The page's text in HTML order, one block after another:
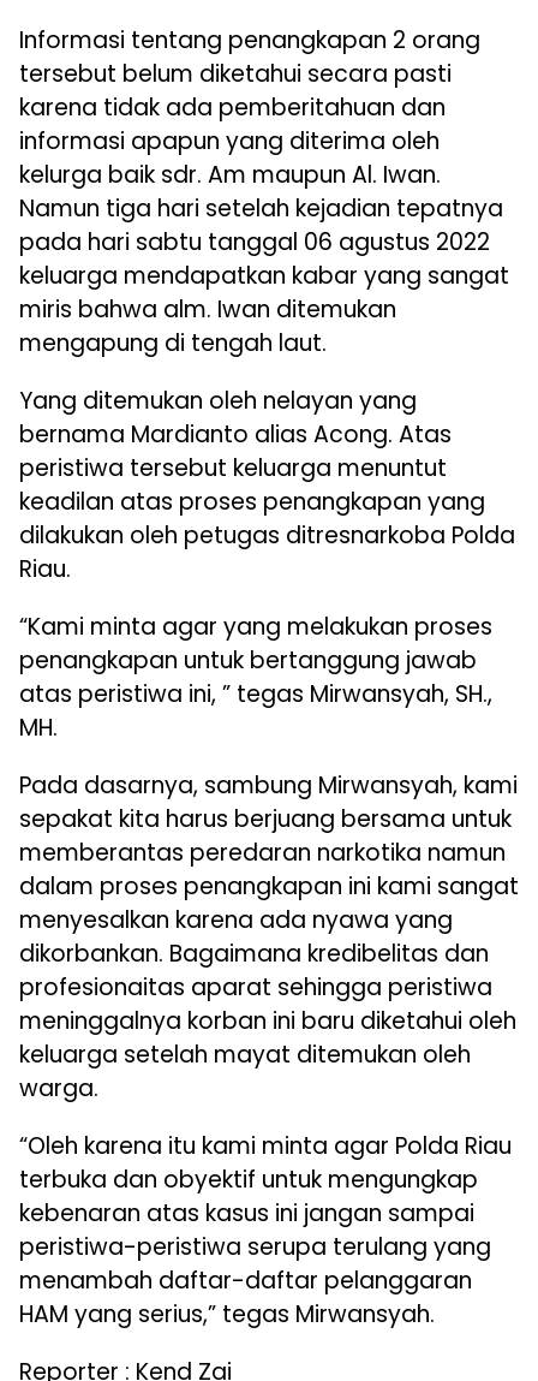
Informasi tentang penangkapan 2 orang
tersebut belum diketahui secara pasti
karena tidak ada pemberitahuan dan
informasi apapun yang diterima oleh
kelurga baik sdr. Am maupun Al. Iwan.
Namun tiga hari setelah kejadian tepatnya
pada hari sabtu tanggal 06 agustus 2022
keluarga mendapatkan kabar yang sangat
miris bahwa alm. Iwan ditemukan
mengapung di tengah laut.
Yang ditemukan oleh nelayan yang
bernama Mardianto alias Acong. Atas
peristiwa tersebut keluarga menuntut
keadilan atas proses penangkapan yang
dilakukan oleh petugas ditresnarkoba Polda
Riau.
“Kami minta agar yang melakukan proses
penangkapan untuk bertanggung jawab
atas peristiwa ini, ” tegas Mirwansyah, SH.,
MH.
Pada dasarnya, sambung Mirwansyah, kami
sepakat kita harus berjuang bersama untuk
memberantas peredaran narkotika namun
dalam proses penangkapan ini kami sangat
menyesalkan karena ada nyawa yang
dikorbankan. Bagaimana kredibelitas dan
profesionaitas aparat sehingga peristiwa
meninggalnya korban ini baru diketahui oleh
keluarga setelah mayat ditemukan oleh
warga.
“Oleh karena itu kami minta agar Polda Riau
terbuka dan obyektif untuk mengungkap
kebenaran atas kasus ini jangan sampai
peristiwa-peristiwa serupa terulang yang
menambah daftar-daftar pelanggaran
HAM yang serius,” tegas Mirwansyah.
Reporter : Kend Zai